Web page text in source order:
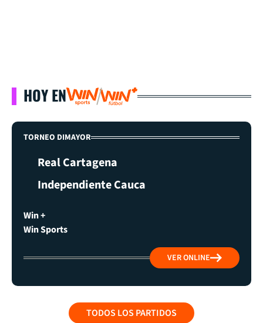
HOY EN
TORNEO DIMAYOR
Real Cartagena
Independiente Cauca
Win +
Win Sports
VER ONLINE
TODOS LOS PARTIDOS